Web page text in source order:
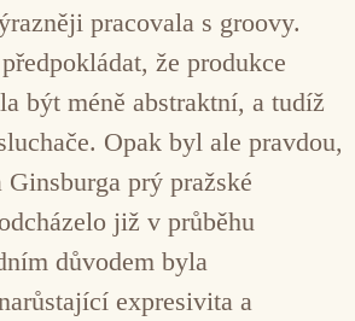
pracovala s groovy.
že produkce
být méně abstraktní, a tudíž
Opak byl ale pravdou,
prý pražské
již v průběhu
důvodem byla
expresivita a